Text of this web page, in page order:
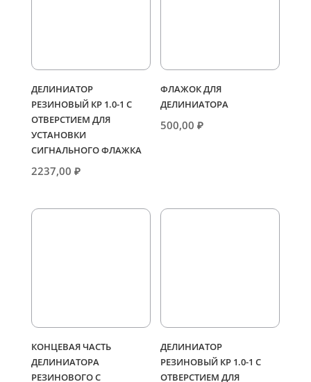
ДЕЛИНИАТОР
РЕЗИНОВЫЙ КР 1.0-1 С
ОТВЕРСТИЕМ ДЛЯ
УСТАНОВКИ
СИГНАЛЬНОГО ФЛАЖКА
2237,00 ₽
ФЛАЖОК ДЛЯ
ДЕЛИНИАТОРА
500,00₽
КОНЦЕВАЯ ЧАСТЬ
ДЕЛИНИАТОРА
РЕЗИНОВОГО С
ДЕЛИНИАТОР
РЕЗИНОВЫЙ КР 1.0-1 С
ОТВЕРСТИЕМ ДЛЯ